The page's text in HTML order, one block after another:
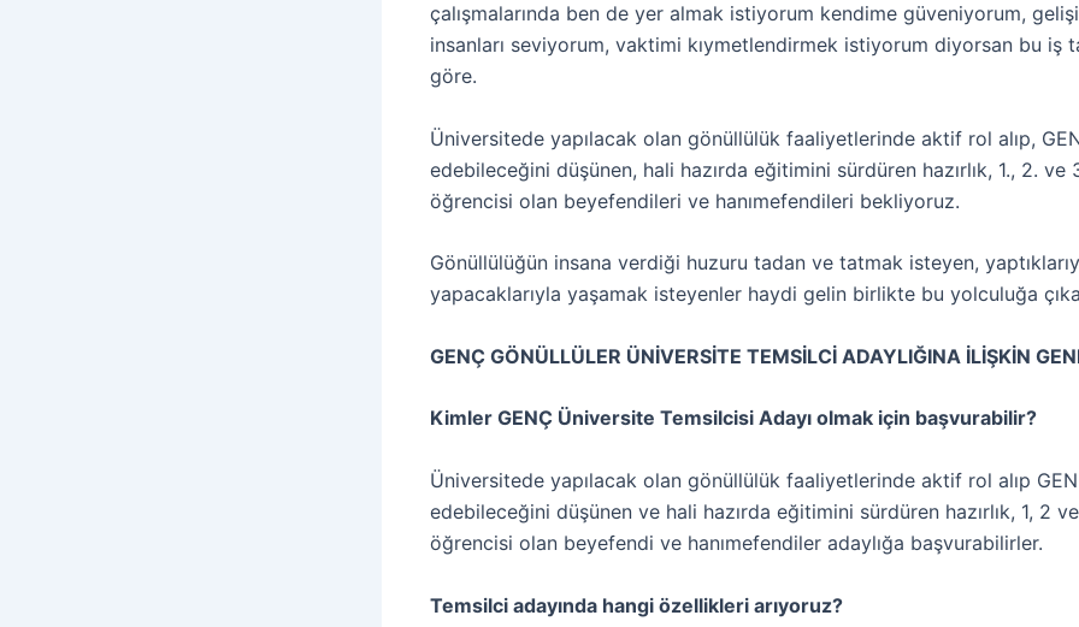
çalışmalarında ben de yer almak istiyorum kendime güveniyorum,
insanları seviyorum, vaktimi kıymetlendirmek istiyorum diyorsan bu iş
göre.
Üniversitede yapılacak olan gönüllülük faaliyetlerinde aktif rol alıp,
edebileceğini düşünen, hali hazırda eğitimini sürdüren hazırlık, 1., 2. ve
öğrencisi olan beyefendileri ve hanımefendileri bekliyoruz.
Gönüllülüğün insana verdiği huzuru tadan ve tatmak isteyen,
yapacaklarıyla yaşamak isteyenler haydi gelin birlikte bu yolculuğa
GENÇ GÖNÜLLÜLER ÜNİVERSİTE TEMSİLCİ ADAYLIĞINA İLİŞKİN
Kimler GENÇ Üniversite Temsilcisi Adayı olmak için başvurabilir?
Üniversitede yapılacak olan gönüllülük faaliyetlerinde aktif rol alıp
edebileceğini düşünen ve hali hazırda eğitimini sürdüren hazırlık, 1, 2 ve
öğrencisi olan beyefendi ve hanımefendiler adaylığa başvurabilirler.
Temsilci adayında hangi özellikleri arıyoruz?